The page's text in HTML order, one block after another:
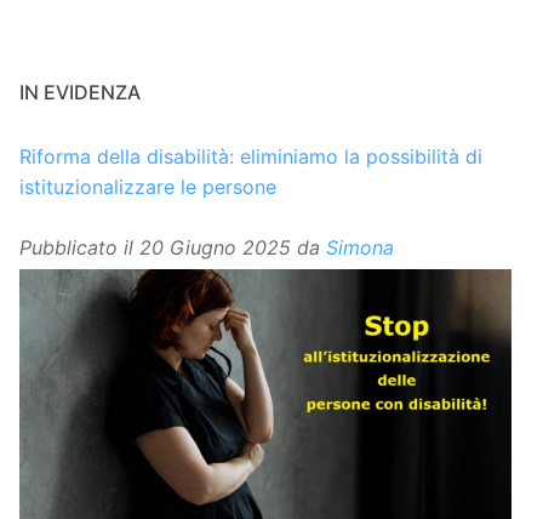
IN EVIDENZA
Riforma della disabilità: eliminiamo la possibilità di
istituzionalizzare le persone
Pubblicato il 20 Giugno 2025 da Simona